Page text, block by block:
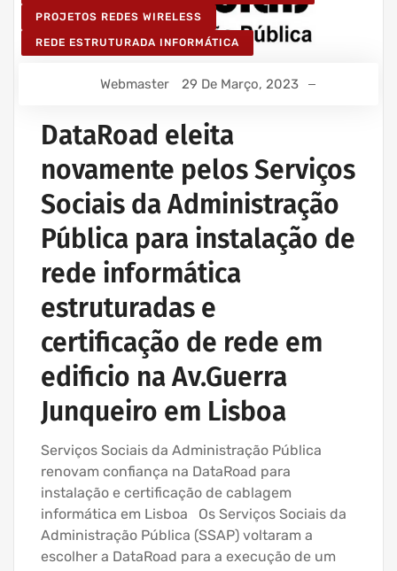
PROJETOS REDES WIRELESS
REDE ESTRUTURADA INFORMÁTICA
Webmaster 29 De Março, 2023
DataRoad eleita
novamente pelos Serviços
Sociais da Administração
Pública para instalação de
rede informática
estruturadas e
certificação de rede em
edificio na Av.Guerra
Junqueiro em Lisboa
Serviços Sociais da Administração Pública
renovam confiança na DataRoad para
instalação e certificação de cablagem
informática em Lisboa Os Serviços Sociais da
Administração Pública (SSAP) voltaram a
escolher a DataRoad para a execução de um